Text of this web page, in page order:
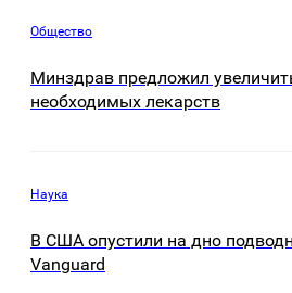
Общество
Минздрав предложил
необходимых лекарств
Наука
В США опустили на дно
Vanguard